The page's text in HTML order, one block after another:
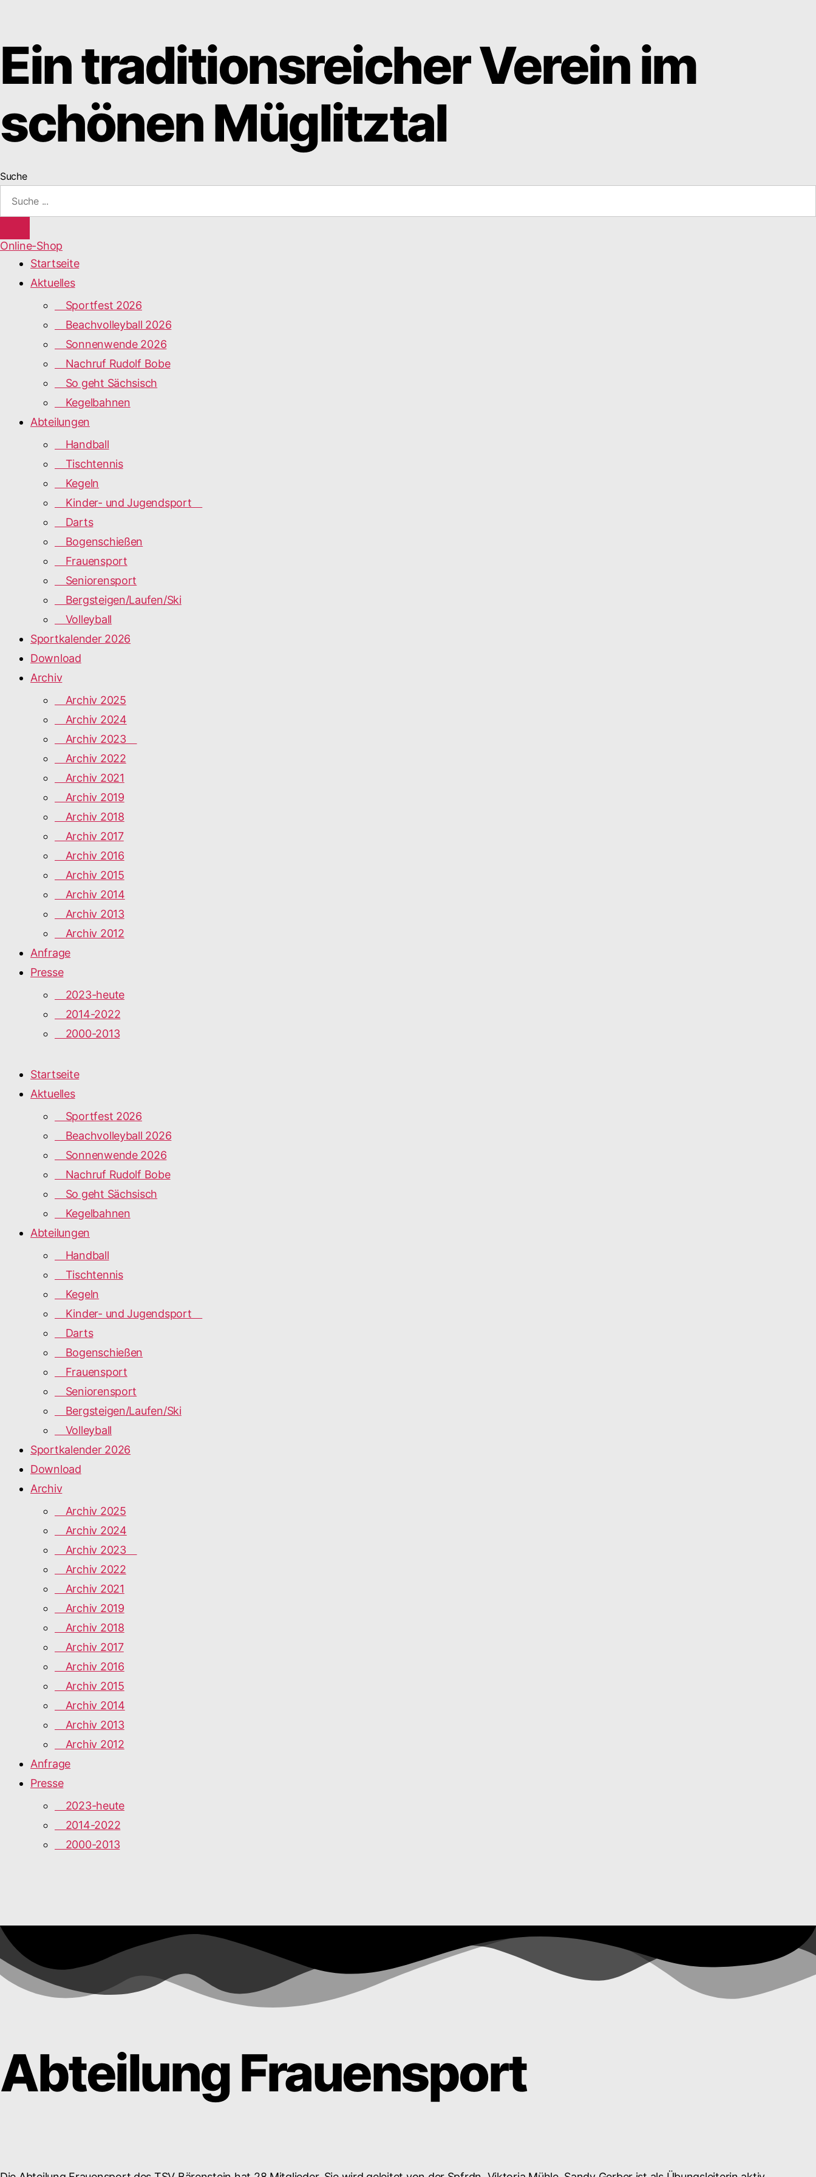
Ein traditionsreicher Verein im
schönen Müglitztal
Suche
Online-Shop
Startseite
Aktuelles
Sportfest 2026
Beachvolleyball 2026
Sonnenwende 2026
Nachruf Rudolf Bobe
So geht Sächsisch
Kegelbahnen
Abteilungen
Handball
Tischtennis
Kegeln
Kinder- und Jugendsport
Darts
Bogenschießen
Frauensport
Seniorensport
Bergsteigen/Laufen/Ski
Volleyball
Sportkalender 2026
Download
Archiv
Archiv 2025
Archiv 2024
Archiv 2023
Archiv 2022
Archiv 2021
Archiv 2019
Archiv 2018
Archiv 2017
Archiv 2016
Archiv 2015
Archiv 2014
Archiv 2013
Archiv 2012
Anfrage
Presse
2023-heute
2014-2022
2000-2013
Startseite
Aktuelles
Sportfest 2026
Beachvolleyball 2026
Sonnenwende 2026
Nachruf Rudolf Bobe
So geht Sächsisch
Kegelbahnen
Abteilungen
Handball
Tischtennis
Kegeln
Kinder- und Jugendsport
Darts
Bogenschießen
Frauensport
Seniorensport
Bergsteigen/Laufen/Ski
Volleyball
Sportkalender 2026
Download
Archiv
Archiv 2025
Archiv 2024
Archiv 2023
Archiv 2022
Archiv 2021
Archiv 2019
Archiv 2018
Archiv 2017
Archiv 2016
Archiv 2015
Archiv 2014
Archiv 2013
Archiv 2012
Anfrage
Presse
2023-heute
2014-2022
2000-2013
Abteilung Frauensport